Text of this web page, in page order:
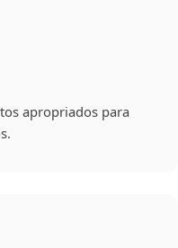
apropriados para